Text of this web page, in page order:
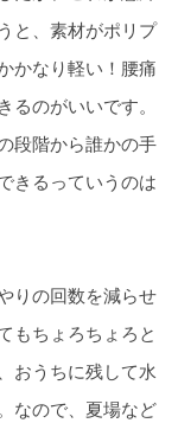
と、素材がポリプ
かなり軽い！腰痛
るのがいいです。
段階から誰かの手
きるっていうのは
りの回数を減らせ
もちょろちょろと
おうちに残して水
なので、夏場など